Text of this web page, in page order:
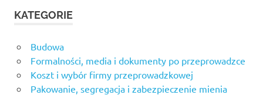
KATEGORIE
Budowa
Formalności, media i dokumenty po przeprowadzce
Koszt i wybór firmy przeprowadzkowej
Pakowanie, segregacja i zabezpieczenie mienia